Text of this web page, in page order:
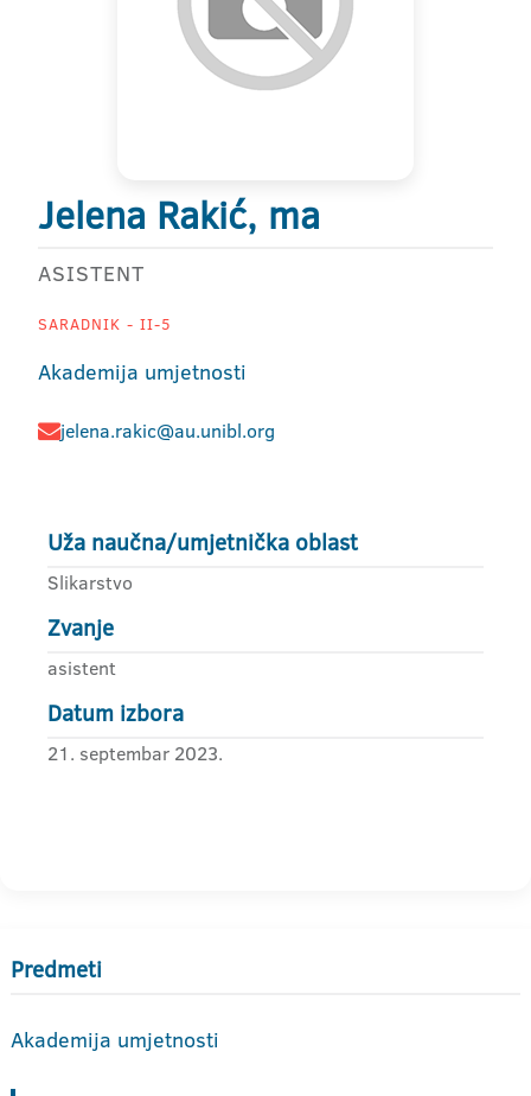
Jelena Rakić, ma
ASISTENT
SARADNIK - II-5
Akademija umjetnosti
jelena.rakic@au.unibl.org
Uža naučna/umjetnička oblast
Slikarstvo
Zvanje
asistent
Datum izbora
21. septembar 2023.
Predmeti
Akademija umjetnosti